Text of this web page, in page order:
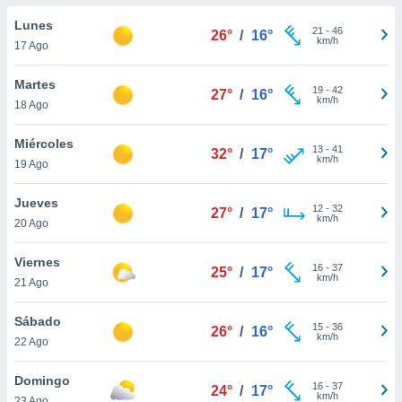
en
y
disponible
cookies
aceptar
Lunes
17 Ago
26° / 16° 21 - 46
km/h
Martes
18 Ago
27° / 16° 19- 42
km/h
Miércoles
19 Ago
32° / 17° 13- 41
km/h
Jueves
20 Ago
27° / 17° 12- 32
km/h
Viernes
21 Ago
25° / 17° 16- 37
km/h
Sábado
22 Ago
26° / 16° 15- 36
km/h
Domingo
24° / 17° 16- 37
km/h